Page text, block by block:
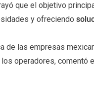
que el objetivo
y ofreciendo
de las empresas
operadores, comentó